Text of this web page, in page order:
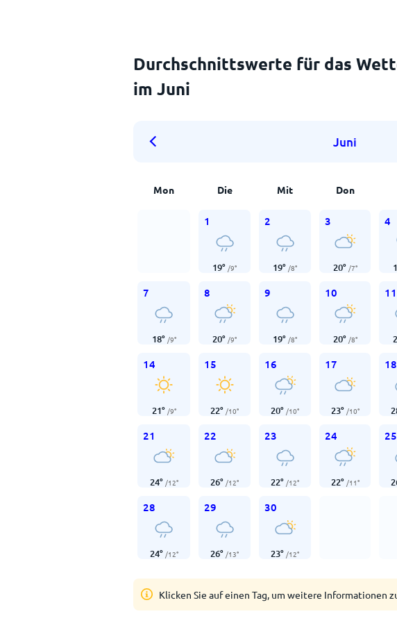
Durchschnittswerte für das
im Juni
Juni
Mon Die Mit Don
1
19° /9°
2
19° /8°
3
20° /7°
4
7
18° /9°
8
20° /9°
9
19° /8°
10
20° /8°
11
14
21° /9°
15
22° /10°
16
20° /10°
17
23° /10°
18
21
24° /12°
22
26° /12°
23
22° /12°
24
22° /11°
25
28
24° /12°
29
26° /13°
30
23° /12°
Klicken Sie auf einen Tag, um weitere Informationen